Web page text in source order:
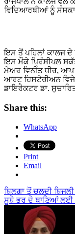
ਵਿਦਿਆਰਥੀਆਂ ਨੂੰ
ਇਸ ਤੋਂ ਪਹਿਲਾਂ ਕਾਲਜ ਦੇ
ਇਸ ਮੌਕੇ ਪ੍ਰਿੰਸੀਪਲ
ਮੇਅਰ ਵਿਨੀਤ ਧੀਰ,
ਆਰਟ ਹਿਸਟੋਰੀਅਨ ਵਿਜੇ
ਡਾਇਰੈਕਟਰ ਡਾ.
Share this:
WhatsApp
Print
Email
Post
navigation
ਬਿਲਗਾ ਤੋਂ ਚਲਦੀ
ਸੂਬੇ ਭਰ ਦੇ ਥਾਣਿਆਂ ਲਈ